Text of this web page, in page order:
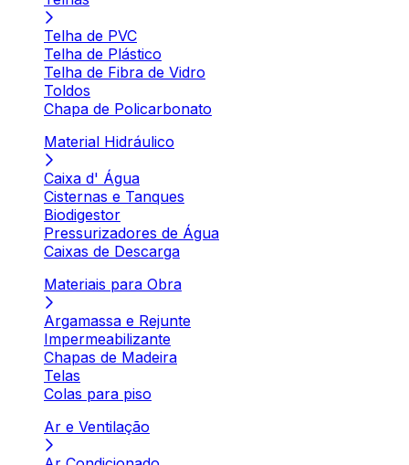
Telha de PVC
Telha de Plástico
Telha de Fibra de Vidro
Toldos
Chapa de Policarbonato
Material Hidráulico
Caixa d' Água
Cisternas e Tanques
Biodigestor
Pressurizadores de Água
Caixas de Descarga
Materiais para Obra
Argamassa e Rejunte
Impermeabilizante
Chapas de Madeira
Telas
Colas para piso
Ar e Ventilação